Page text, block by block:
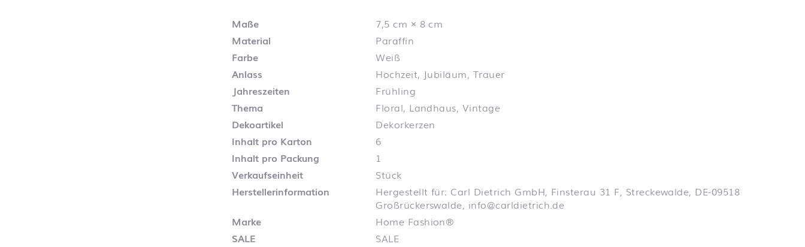
Maße
7,5 cm × 8 cm
Material
Paraffin
Farbe
Weiß
Anlass
Hochzeit, Jubiläum, Trauer
Jahreszeiten
Frühling
Thema
Floral, Landhaus, Vintage
Dekoartikel
Dekorkerzen
Inhalt pro Karton
6
Inhalt pro Packung
1
Verkaufseinheit
Stück
Herstellerinformation
Hergestellt für: Carl Dietrich GmbH, Finsterau 31 F, Streckewalde, DE-09518
Großrückerswalde, info@carldietrich.de
Marke
Home Fashion®
SALE
SALE